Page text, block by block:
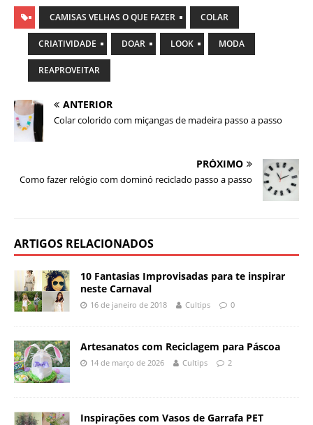
CAMISAS VELHAS O QUE FAZER COLAR
CRIATIVIDADE DOAR LOOK MODA
REAPROVEITAR
ANTERIOR
Colar colorido com miçangas de madeira passo a passo
PRÓXIMO
Como fazer relógio com dominó reciclado passo a passo
ARTIGOS RELACIONADOS
10 Fantasias Improvisadas para te inspirar
neste Carnaval
16 de janeiro de 2018 Cultips 0
Artesanatos com Reciclagem para Páscoa
14 de março de 2026 Cultips 2
Inspirações com Vasos de Garrafa PET